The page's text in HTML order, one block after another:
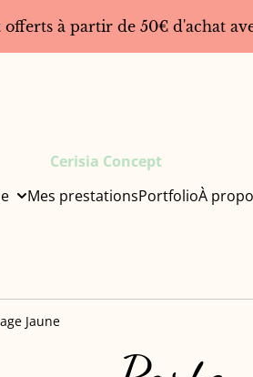
à partir de 50€ d'achat
Cerisia Concept
Mes prestationsPortfolioÀ
Jaune